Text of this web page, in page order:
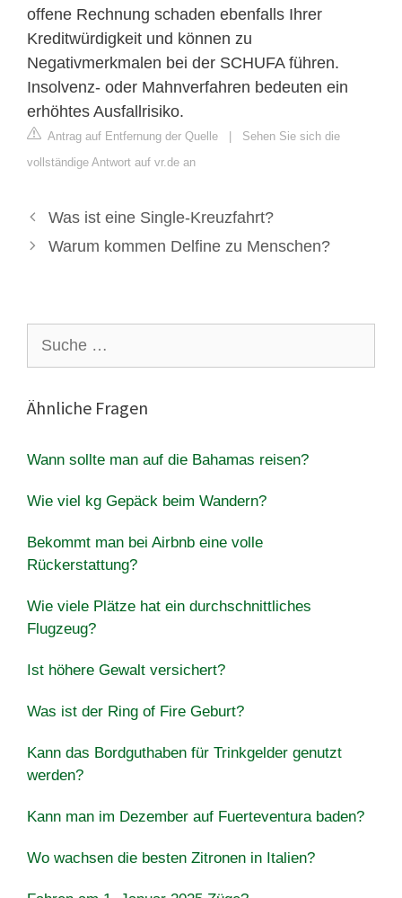
offene Rechnung schaden ebenfalls Ihrer
Kreditwürdigkeit und können zu
Negativmerkmalen bei der SCHUFA führen.
Insolvenz- oder Mahnverfahren bedeuten ein
erhöhtes Ausfallrisiko.
Antrag auf Entfernung der Quelle | Sehen Sie sich die
vollständige Antwort auf vr.de an
Was ist eine Single-Kreuzfahrt?
Warum kommen Delfine zu Menschen?
nach:
Ähnliche Fragen
Wann sollte man auf die Bahamas reisen?
Wie viel kg Gepäck beim Wandern?
Bekommt man bei Airbnb eine volle
Rückerstattung?
Wie viele Plätze hat ein durchschnittliches
Flugzeug?
Ist höhere Gewalt versichert?
Was ist der Ring of Fire Geburt?
Kann das Bordguthaben für Trinkgelder genutzt
werden?
Kann man im Dezember auf Fuerteventura baden?
Wo wachsen die besten Zitronen in Italien?